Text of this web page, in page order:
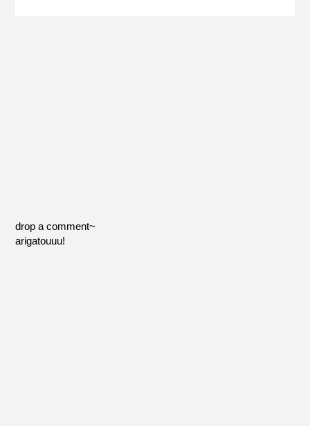
drop a comment~
arigatouuu!